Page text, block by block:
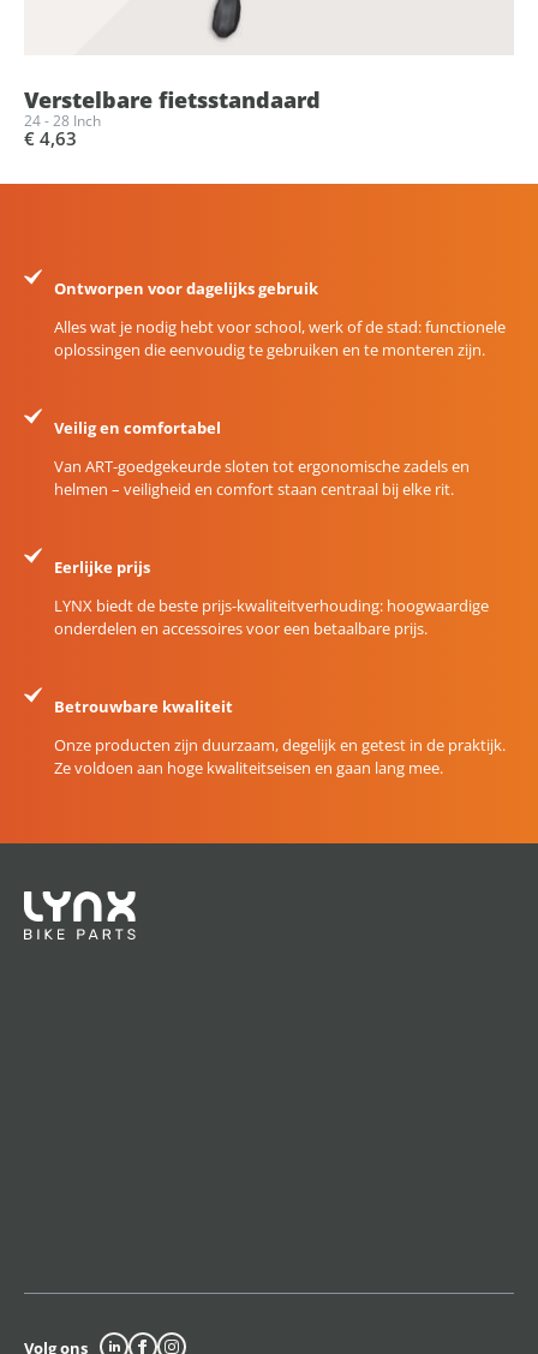
Verstelbare fietsstandaard
24 - 28 Inch
€ 4,63
Ontworpen voor dagelijks gebruik
Alles wat je nodig hebt voor school, werk of de stad: functionele
oplossingen die eenvoudig te gebruiken en te monteren zijn.
Veilig en comfortabel
Van ART-goedgekeurde sloten tot ergonomische zadels en
helmen – veiligheid en comfort staan centraal bij elke rit.
Eerlijke prijs
LYNX biedt de beste prijs-kwaliteitverhouding: hoogwaardige
onderdelen en accessoires voor een betaalbare prijs.
Betrouwbare kwaliteit
Onze producten zijn duurzaam, degelijk en getest in de praktijk.
Ze voldoen aan hoge kwaliteitseisen en gaan lang mee.
Volg ons